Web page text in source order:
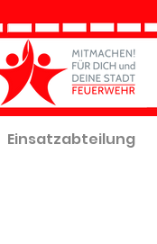
Einsatzabteilung